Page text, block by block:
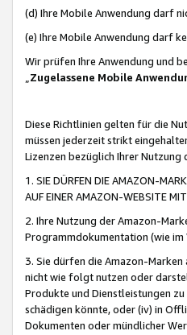
(d) Ihre Mobile Anwendung darf
(e) Ihre Mobile Anwendung darf
Wir prüfen Ihre Anwendung und
„Zugelassene Mobile
Diese Richtlinien gelten für die
müssen jederzeit strikt
Lizenzen bezüglich Ihrer Nutzung
1. SIE DÜRFEN DIE AMAZON-
AUF EINER AMAZON-WEBSITE
2. Ihre Nutzung der Amazon-
Programmdokumentation (wie im
3. Sie dürfen die Amazon-
nicht wie folgt nutzen oder
Produkte und Dienstleistungen
schädigen könnte, oder (iv) in
Dokumenten oder mündlicher